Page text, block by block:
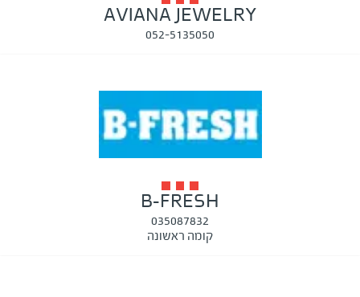
AVIANA JEWELRY
052-5135050
B-FRESH
035087832
קומה ראשונה